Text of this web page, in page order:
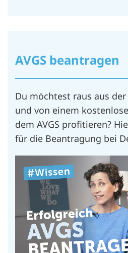
AVGS beantragen
Du möchtest raus aus
und von einem
dem AVGS profitieren?
für die Beantragung bei